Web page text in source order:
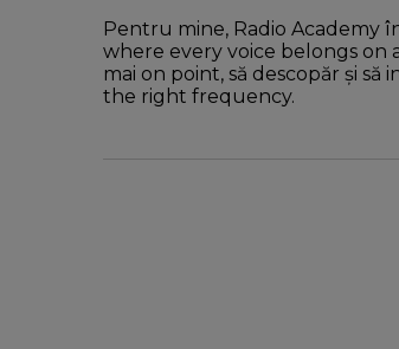
Pentru mine, Radio Academy
where every voice belongs on
mai on point, să descopăr şi
the right frequency.